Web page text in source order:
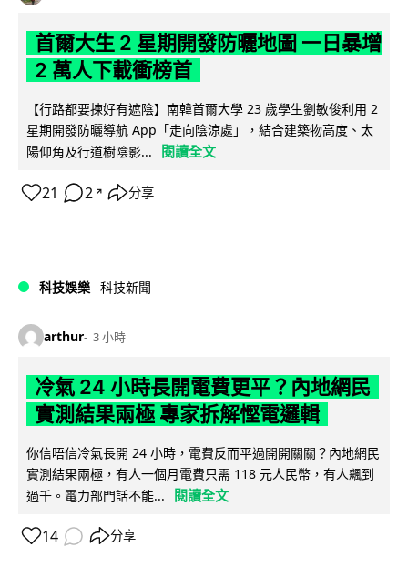
首爾大生 2 星期開發防曬地圖 一日暴增
2 萬人下載衝榜首
【行路都要揀好有遮陰】南韓首爾大學 23 歲學生劉敏俊利用 2
星期開發防曬導航 App「走向陰涼處」，結合建築物高度、太
陽仰角及行道樹陰影...
閱讀全文
21 2 ↗ 分享
科技娛樂 科技新聞
arthur 3 小時
冷氣 24 小時長開電費更平？內地網民
實測結果兩極 專家拆解慳電邏輯
你信唔信冷氣長開 24 小時，電費反而平過開開關關？內地網民
實測結果兩極，有人一個月電費只需 118 元人民幣，有人飆到
過千。電力部門話不能...
閱讀全文
14 分享